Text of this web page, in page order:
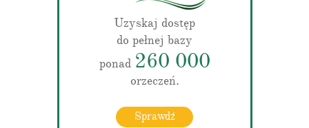
Uzyskaj dostęp
do pełnej bazy
ponad 260 000
orzeczeń.
Sprawdź